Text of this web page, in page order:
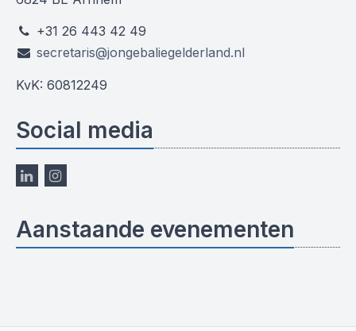
+31 26 443 42 49
secretaris@jongebaliegelderland.nl
KvK: 60812249
Social media
Aanstaande evenementen